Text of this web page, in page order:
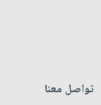
تواصل معنا